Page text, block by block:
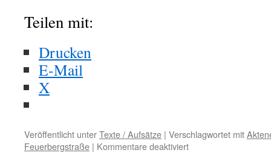
Teilen mit:
Drucken
E-Mail
X
Veröffentlicht unterTexte / Aufsätze | Verschlagwortet mit
Feuerbergstraße | Kommentare deaktiviert